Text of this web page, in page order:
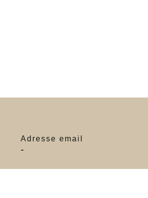
Adresse email
-